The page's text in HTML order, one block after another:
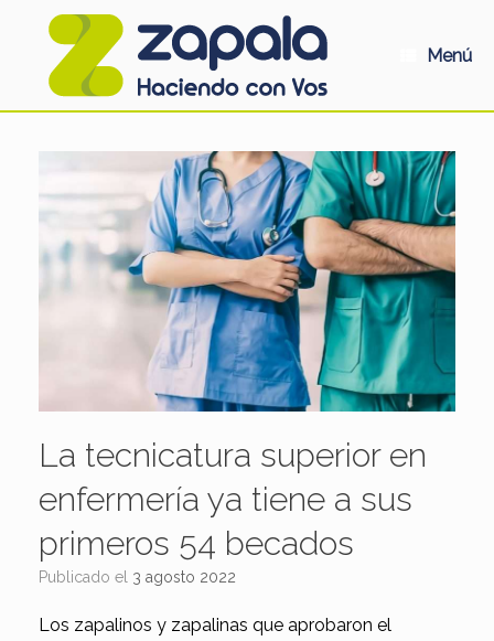
Menú
La tecnicatura superior en
enfermería ya tiene a sus
primeros 54 becados
Publicado el 3 agosto 2022
Los zapalinos y zapalinas que aprobaron el